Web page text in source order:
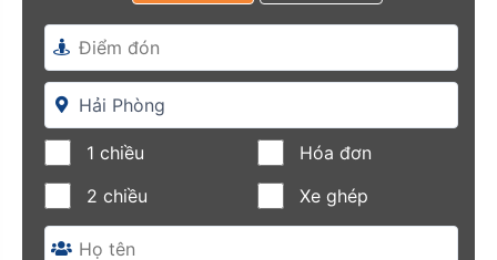
1 chiều
2 chiều
Hóa đơn
Xe ghép